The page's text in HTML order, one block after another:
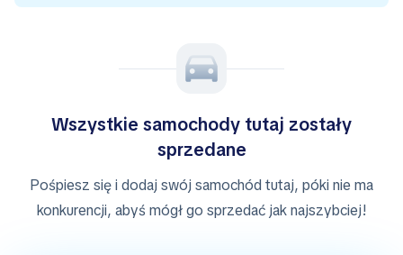
Wszystkie samochody tutaj zostały
sprzedane
Pośpiesz się i dodaj swój samochód tutaj, póki nie ma
konkurencji, abyś mógł go sprzedać jak najszybciej!